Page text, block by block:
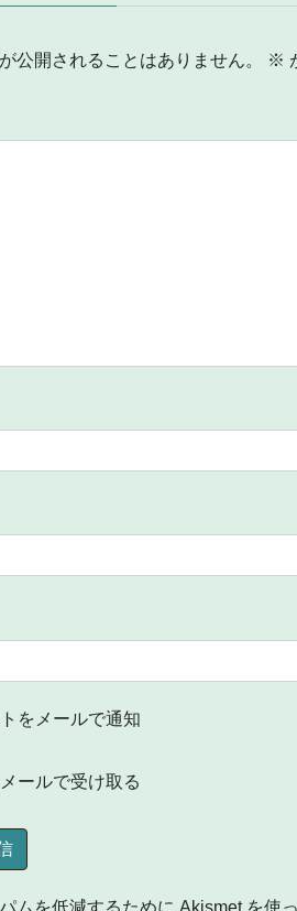
公開されることはありません。 ※
をメールで通知
ールで受け取る